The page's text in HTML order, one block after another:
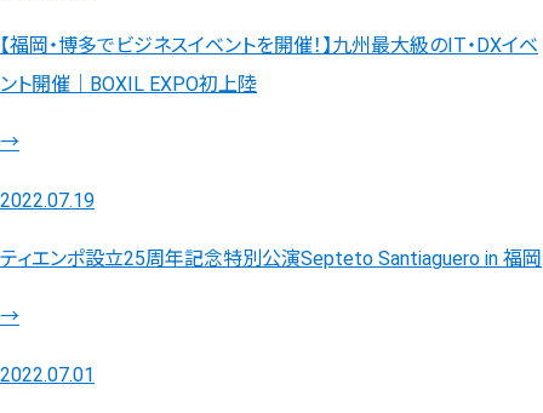
【福岡・博多でビジネスイベントを開催！】九州最大級のIT・DXイベ
ント開催｜BOXIL EXPO初上陸
→
2022.07.19
ティエンポ設立25周年記念特別公演Septeto Santiaguero in 福岡
→
2022.07.01